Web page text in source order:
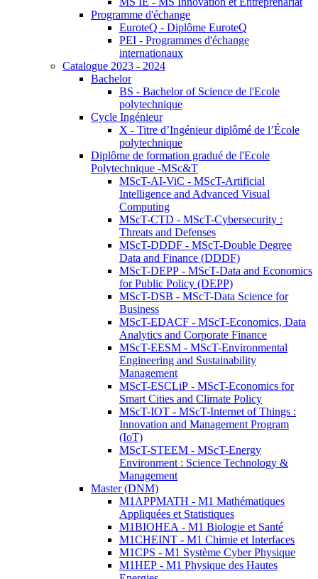
Programme d'échange
EuroteQ - Diplôme EuroteQ
PEI - Programmes d'échange
internationaux
Catalogue 2023 - 2024
Bachelor
BS - Bachelor of Science de l'Ecole
polytechnique
Cycle Ingénieur
X - Titre d’Ingénieur diplômé de l’École
polytechnique
Diplôme de formation gradué de l'Ecole
Polytechnique -MSc&T
MScT-AI-ViC - MScT-Artificial
Intelligence and Advanced Visual
Computing
MScT-CTD - MScT-Cybersecurity :
Threats and Defenses
MScT-DDDF - MScT-Double Degree
Data and Finance (DDDF)
MScT-DEPP - MScT-Data and Economics
for Public Policy (DEPP)
MScT-DSB - MScT-Data Science for
Business
MScT-EDACF - MScT-Economics, Data
Analytics and Corporate Finance
MScT-EESM - MScT-Environmental
Engineering and Sustainability
Management
MScT-ESCLiP - MScT-Economics for
Smart Cities and Climate Policy
MScT-IOT - MScT-Internet of Things :
Innovation and Management Program
(IoT)
MScT-STEEM - MScT-Energy
Environment : Science Technology &
Management
Master (DNM)
M1APPMATH - M1 Mathématiques
Appliquées et Statistiques
M1BIOHEA - M1 Biologie et Santé
M1CHEINT - M1 Chimie et Interfaces
M1CPS - M1 Système Cyber Physique
M1HEP - M1 Physique des Hautes